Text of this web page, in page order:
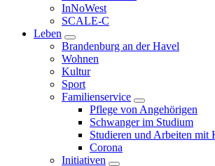
InNoWest
SCALE-C
Leben
Brandenburg an der Havel
Wohnen
Kultur
Sport
Familienservice
Pflege von Angehörigen
Schwanger im Studium
Studieren und Arbeiten mit
Corona
Initiativen